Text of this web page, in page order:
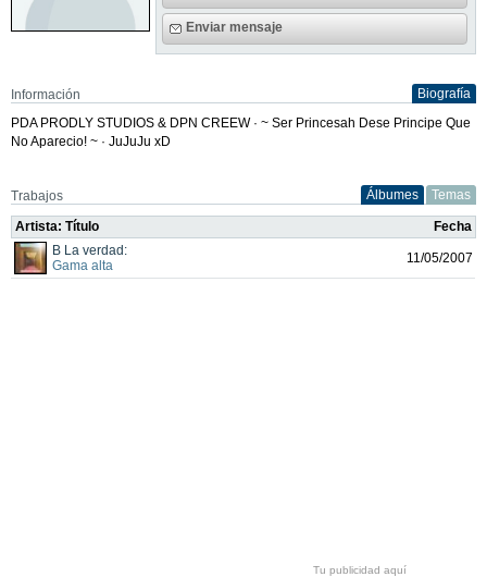
Enviar mensaje
Información
Biografía
PDA PRODLY STUDIOS & DPN CREEW · ~ Ser Princesah Dese Principe Que
No Aparecio! ~ · JuJuJu xD
Trabajos Álbumes Temas
Artista: Título
Fecha
B La verdad:
Gama alta
11/05/2007
Tu publicidad aquí